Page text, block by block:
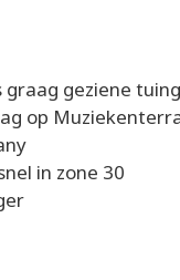
geziene
op
in zone 30